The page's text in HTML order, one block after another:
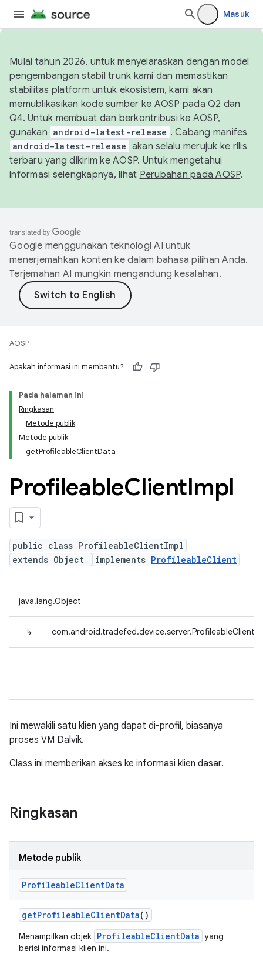
Masuk
Mulai tahun 2026, untuk menyelaraskan dengan model
pengembangan stabil trunk kami dan memastikan
stabilitas platform untuk ekosistem, kami akan
memublikasikan kode sumber ke AOSP pada Q2 dan
Q4. Untuk membuat dan berkontribusi ke AOSP,
gunakan android-latest-release . Cabang manifes
android-latest-release akan selalu merujuk ke rilis
terbaru yang dikirim ke AOSP. Untuk mengetahui
informasi selengkapnya, lihat Perubahan pada AOSP.
Google menggunakan teknologi AI untuk
menerjemahkan konten ke dalam bahasa pilihan Anda.
Terjemahan AI mungkin mengandung kesalahan.
AOSP
Apakah informasi ini membantu?
Pada halaman ini
Ringkasan
Metode publik
Metode publik
getProfileableClientData
ProfileableClientImpl
public class ProfileableClientImpl
extends Object
implements ProfileableClient
java.lang.Object
↳
Ini mewakili satu klien yang dapat di-profil, biasanya
proses VM Dalvik.
Class ini memberikan akses ke informasi klien dasar.
Ringkasan
Metode publik
ProfileableClientData
getProfileableClientData()
Menampilkan objek ProfileableClientData yang
berisi informasi klien ini.